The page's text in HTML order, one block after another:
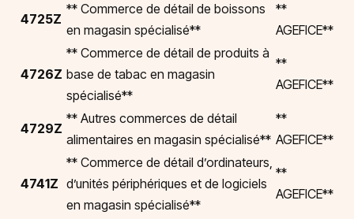
4725Z
** Commerce de détail de boissons
en magasin spécialisé**
**
AGEFICE**
4726Z
** Commerce de détail de produits à
base de tabac en magasin
spécialisé**
**
AGEFICE**
4729Z
** Autres commerces de détail
alimentaires en magasin spécialisé**
**
AGEFICE**
4741Z
** Commerce de détail d’ordinateurs,
d’unités périphériques et de logiciels
en magasin spécialisé**
**
AGEFICE**